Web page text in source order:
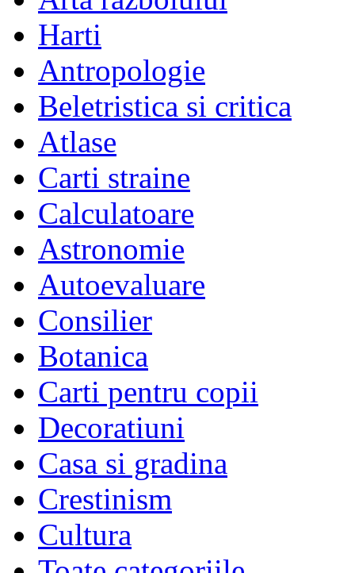
Harti
Antropologie
Beletristica si critica
Atlase
Carti straine
Calculatoare
Astronomie
Autoevaluare
Consilier
Botanica
Carti pentru copii
Decoratiuni
Casa si gradina
Crestinism
Cultura